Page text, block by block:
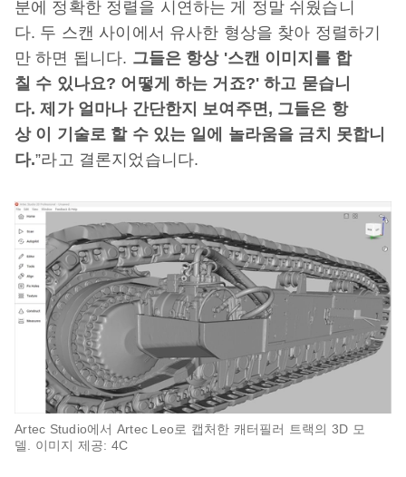
분에 정확한 정렬을 시연하는 게 정말 쉬웠습니
다. 두 스캔 사이에서 유사한 형상을 찾아 정렬하기
만 하면 됩니다. 그들은 항상 '스캔 이미지를 합
칠 수 있나요? 어떻게 하는 거죠?' 하고 묻습니
다. 제가 얼마나 간단한지 보여주면, 그들은 항
상 이 기술로 할 수 있는 일에 놀라움을 금치 못합니
다.”라고 결론지었습니다.
Artec Studio에서 Artec Leo로 캡처한 캐터필러 트랙의 3D 모
델. 이미지 제공: 4C